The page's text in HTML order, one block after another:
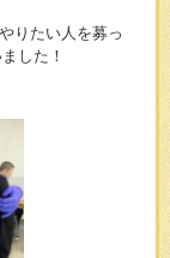
りたい人を募っ
した！